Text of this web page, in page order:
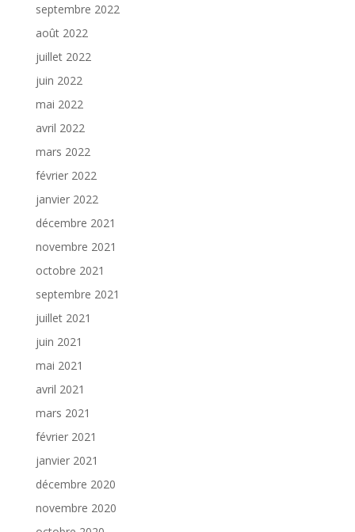
septembre 2022
août 2022
juillet 2022
juin 2022
mai 2022
avril 2022
mars 2022
février 2022
janvier 2022
décembre 2021
novembre 2021
octobre 2021
septembre 2021
juillet 2021
juin 2021
mai 2021
avril 2021
mars 2021
février 2021
janvier 2021
décembre 2020
novembre 2020